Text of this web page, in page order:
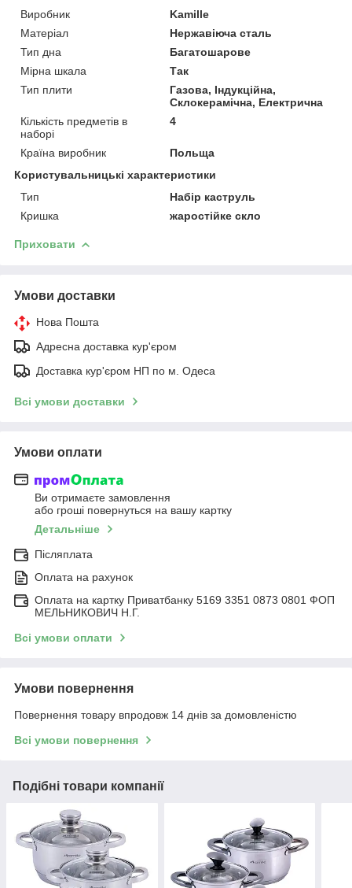
Виробник
Kamille
Матеріал
Нержавіюча сталь
Тип дна
Багатошарове
Мірна шкала
Так
Тип плити
Газова, Індукційна,
Склокерамічна, Електрична
Кількість предметів в
наборі
4
Країна виробник
Польща
Користувальницькі характеристики
Тип
Набір каструль
Кришка
жаростійке скло
Приховати
Умови доставки
Нова Пошта
Адресна доставка кур'єром
Доставка кур'єром НП по м. Одеса
Всі умови доставки
Умови оплати
Ви отримаєте замовлення
або гроші повернуться на вашу картку
Детальніше
Післяплата
Оплата на рахунок
Оплата на картку Приватбанку 5169 3351 0873 0801 ФОП
МЕЛЬНИКОВИЧ Н.Г.
Всі умови оплати
Умови повернення
Повернення товару впродовж 14 днів за домовленістю
Всі умови повернення
Подібні товари компанії